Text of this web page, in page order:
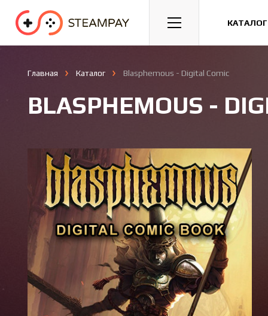
Спорт Гонки Казуальные
Главная Каталог Blasphemous - Digital Comic
BLASPHEMOUS -